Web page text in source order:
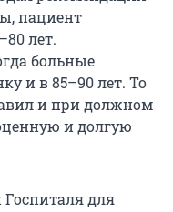
пациент
лет.
больные
и в 85–90 лет. То
и при должном
и долгую
для